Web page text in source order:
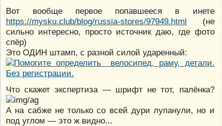
Вот вообще первое попавшееся в инете
https://mysku.club/blog/russia-stores/97949.html (не
сильно интересно, просто источник даю, где фото
спёр)
Это ОДИН штамп, с разной силой ударенный:
Что скажет экспертиза — шрифт не тот, палёнка?
А на сабже не только со всей дури лупанули, но и
под углом — это ж видно...